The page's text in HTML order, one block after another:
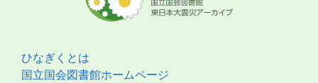
ひなぎくとは
国立国会図書館ホームページ